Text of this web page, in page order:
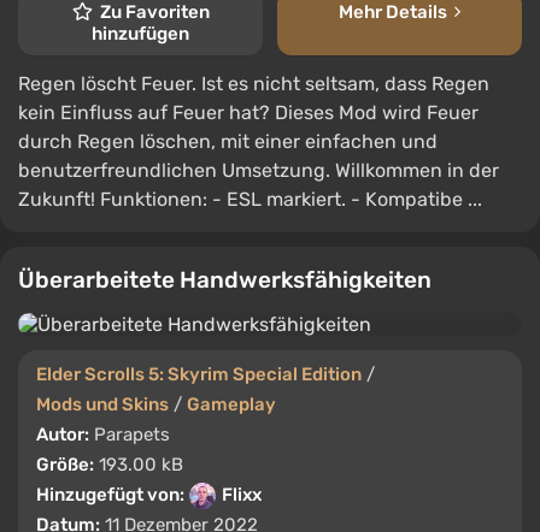
Zu Favoriten
hinzufügen
Mehr Details
Regen löscht Feuer. Ist es nicht seltsam, dass Regen
kein Einfluss auf Feuer hat? Dieses Mod wird Feuer
durch Regen löschen, mit einer einfachen und
benutzerfreundlichen Umsetzung. Willkommen in der
Zukunft! Funktionen: - ESL markiert. - Kompatibe ...
Überarbeitete Handwerksfähigkeiten
Elder Scrolls 5: Skyrim Special Edition /
Mods und Skins / Gameplay
Autor: Parapets
Größe: 193.00 kB
Hinzugefügt von:
Flixx
Datum: 11 Dezember 2022